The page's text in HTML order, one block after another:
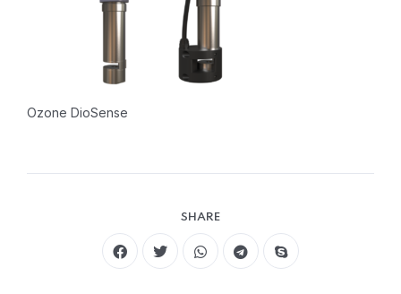
Ozone DioSense
SHARE